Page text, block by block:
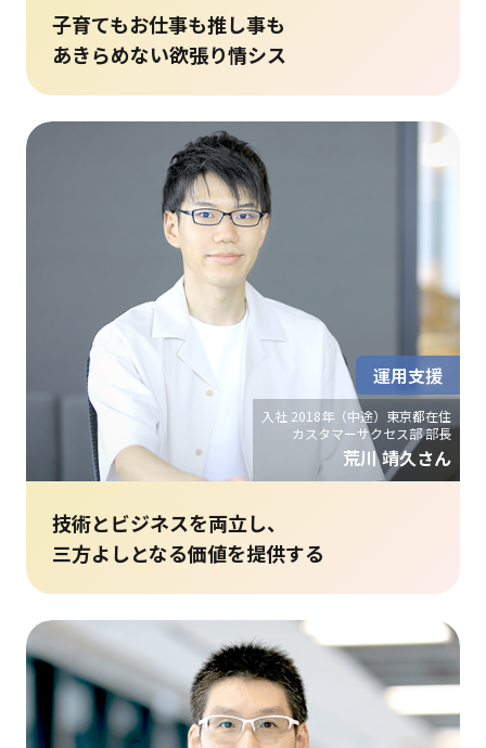
子育てもお仕事も推し事も
あきらめない欲張り情シス
入社 2018年（中途）東京都在住
カスタマーサクセス部 部長
荒川 靖久さん
運用支援
技術とビジネスを両立し、
三方よしとなる価値を提供する